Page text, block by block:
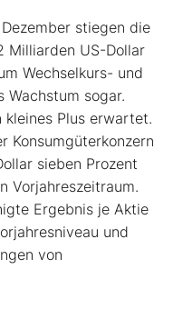
stiegen die
Milliarden US-Dollar
Wechselkurs- und
sogar.
Plus erwartet.
Konsumgüterkonzern
sieben Prozent
Vorjahreszeitraum.
Ergebnis je Aktie
und
von